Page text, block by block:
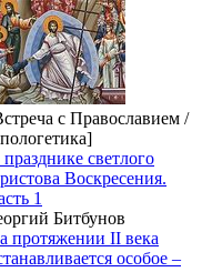
с Православием /
светлого
Воскресения.
1
Битбунов
протяжении II века
особое –